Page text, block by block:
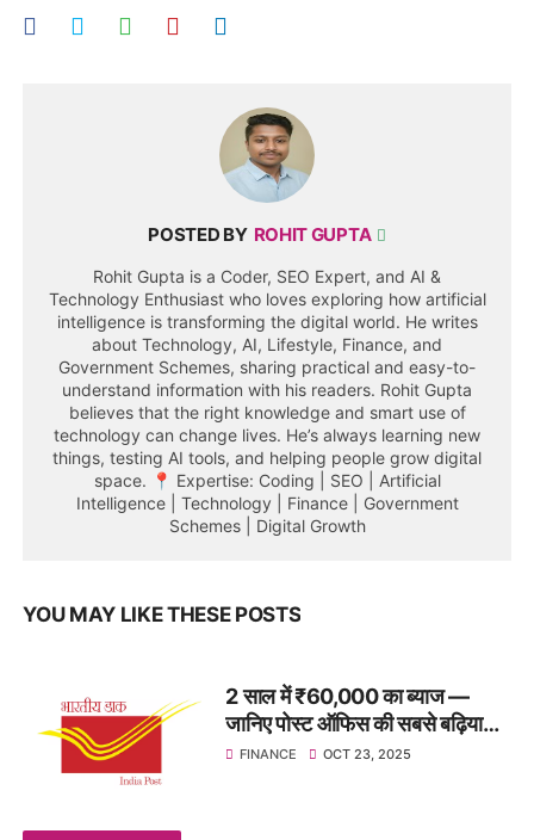
POSTED BY ROHIT GUPTA
Rohit Gupta is a Coder, SEO Expert, and AI &
Technology Enthusiast who loves exploring how artificial
intelligence is transforming the digital world. He writes
about Technology, AI, Lifestyle, Finance, and
Government Schemes, sharing practical and easy-to-
understand information with his readers. Rohit Gupta
believes that the right knowledge and smart use of
technology can change lives. He’s always learning new
things, testing AI tools, and helping people grow digital
space. 📍 Expertise: Coding | SEO | Artificial
Intelligence | Technology | Finance | Government
Schemes | Digital Growth
YOU MAY LIKE THESE POSTS
2 साल में ₹60,000 का ब्याज —
जानिए पोस्ट ऑफिस की सबसे बढ़िया
बचत योजना
FINANCE OCT 23, 2025